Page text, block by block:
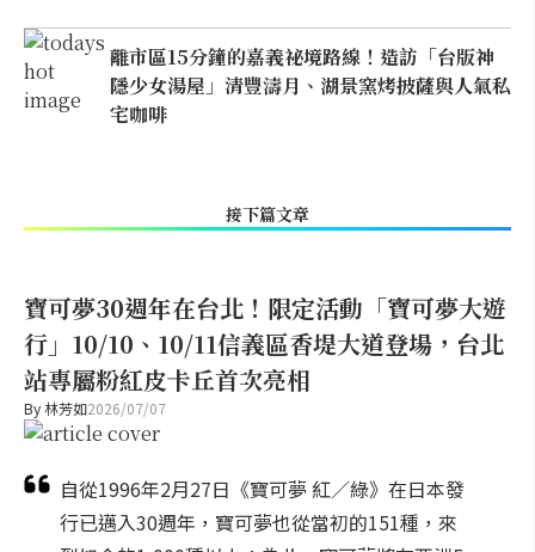
離市區15分鐘的嘉義祕境路線！造訪「台版神
隱少女湯屋」清豐濤月、湖景窯烤披薩與人氣私
宅咖啡
接下篇文章
寶可夢30週年在台北！限定活動「寶可夢大遊
行」10/10、10/11信義區香堤大道登場，台北
站專屬粉紅皮卡丘首次亮相
By林芳如2026/07/07
自從1996年2月27日《寶可夢 紅／綠》在日本發
行已邁入30週年，寶可夢也從當初的151種，來